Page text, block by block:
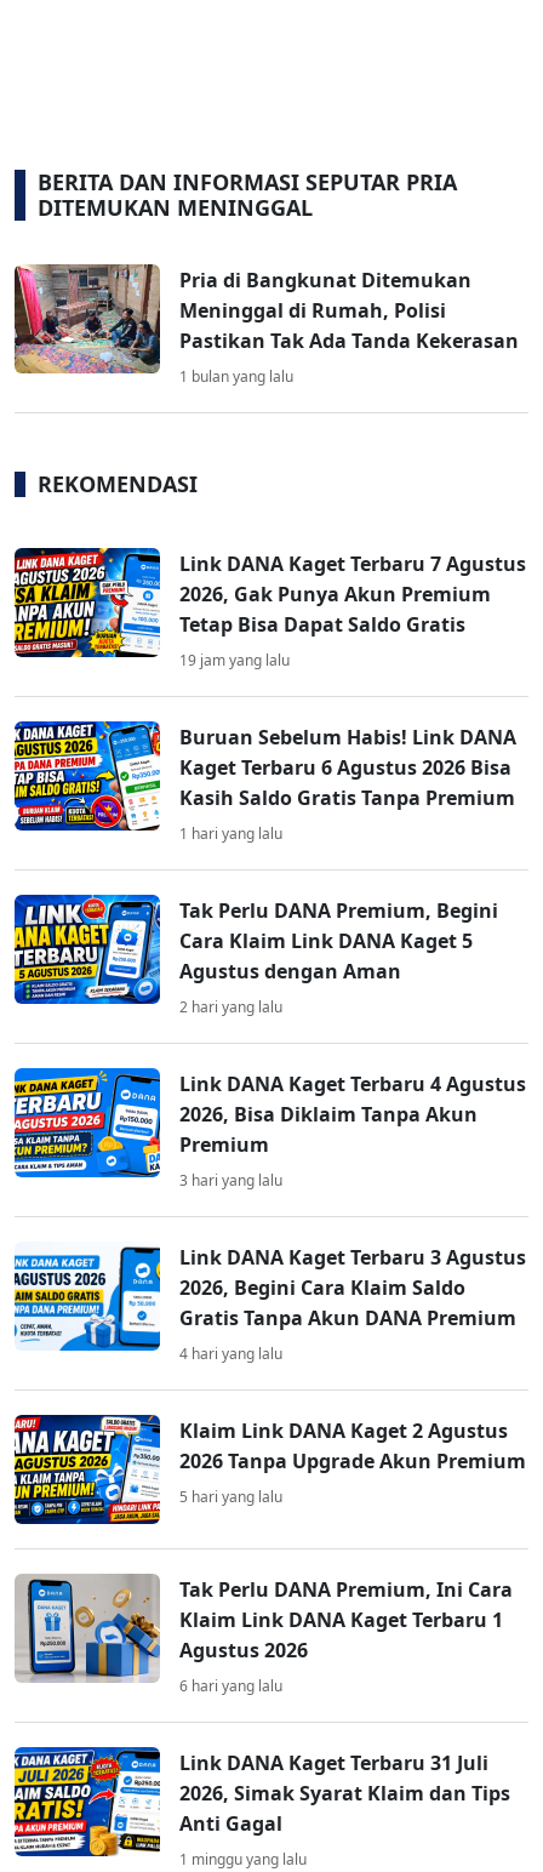
BERITA DAN INFORMASI SEPUTAR PRIA
DITEMUKAN MENINGGAL
Pria di Bangkunat Ditemukan
Meninggal di Rumah, Polisi
Pastikan Tak Ada Tanda Kekerasan
1 bulan yang lalu
REKOMENDASI
Link DANA Kaget Terbaru 7 Agustus
2026, Gak Punya Akun Premium
Tetap Bisa Dapat Saldo Gratis
19 jam yang lalu
Buruan Sebelum Habis! Link DANA
Kaget Terbaru 6 Agustus 2026 Bisa
Kasih Saldo Gratis Tanpa Premium
1 hari yang lalu
Tak Perlu DANA Premium, Begini
Cara Klaim Link DANA Kaget 5
Agustus dengan Aman
2 hari yang lalu
Link DANA Kaget Terbaru 4 Agustus
2026, Bisa Diklaim Tanpa Akun
Premium
3 hari yang lalu
Link DANA Kaget Terbaru 3 Agustus
2026, Begini Cara Klaim Saldo
Gratis Tanpa Akun DANA Premium
4 hari yang lalu
Klaim Link DANA Kaget 2 Agustus
2026 Tanpa Upgrade Akun Premium
5 hari yang lalu
Tak Perlu DANA Premium, Ini Cara
Klaim Link DANA Kaget Terbaru 1
Agustus 2026
6 hari yang lalu
Link DANA Kaget Terbaru 31 Juli
2026, Simak Syarat Klaim dan Tips
Anti Gagal
1 minggu yang lalu